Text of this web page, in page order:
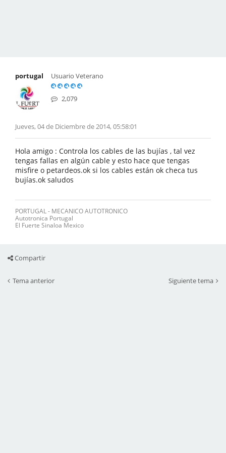
portugal Usuario Veterano
2,079
Jueves, 04 de Diciembre de 2014, 05:58:01
Hola amigo : Controla los cables de las bujías , tal vez
tengas fallas en algún cable y esto hace que tengas
misfire o petardeos.ok si los cables están ok checa tus
bujías.ok saludos
PORTUGAL - MECANICO AUTOTRONICO
Autotronica Portugal
El Fuerte Sinaloa Mexico
Compartir
Tema anterior Siguiente tema